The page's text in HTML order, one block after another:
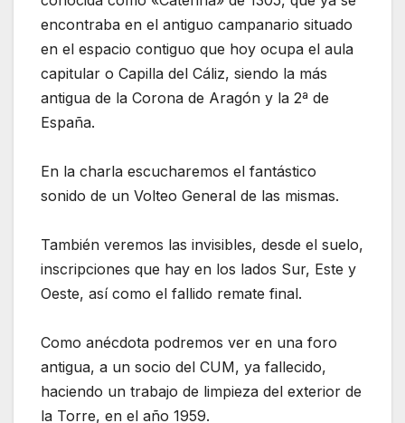
encontraba en el antiguo campanario situado
en el espacio contiguo que hoy ocupa el aula
capitular o Capilla del Cáliz, siendo la más
antigua de la Corona de Aragón y la 2ª de
España.
En la charla escucharemos el fantástico
sonido de un Volteo General de las mismas.
También veremos las invisibles, desde el suelo,
inscripciones que hay en los lados Sur, Este y
Oeste, así como el fallido remate final.
Como anécdota podremos ver en una foro
antigua, a un socio del CUM, ya fallecido,
haciendo un trabajo de limpieza del exterior de
la Torre, en el año 1959.